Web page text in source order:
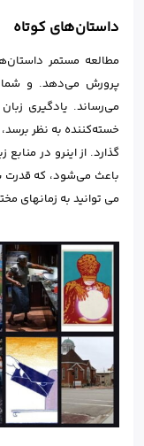
داستان‌های کوتاه
مطالعه مستمر
پرورش می‌دهد. و شما
می‌رساند. یادگیری
خسته‌کننده به نظر برسد،
گذارد. از اینرو در
باعث می‌شود، که قدرت
می توانید به زمانهای